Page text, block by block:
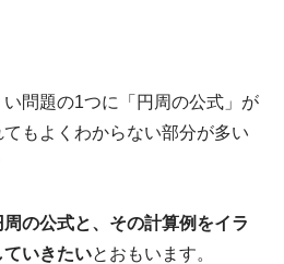
問題の1つに「円周の公式」が
もよくわからない部分が多い
周の公式と、その計算例をイラ
ていきたいとおもいます。